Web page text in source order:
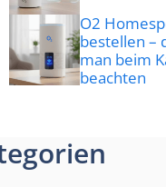
O2
bestellen –
man beim
beachten